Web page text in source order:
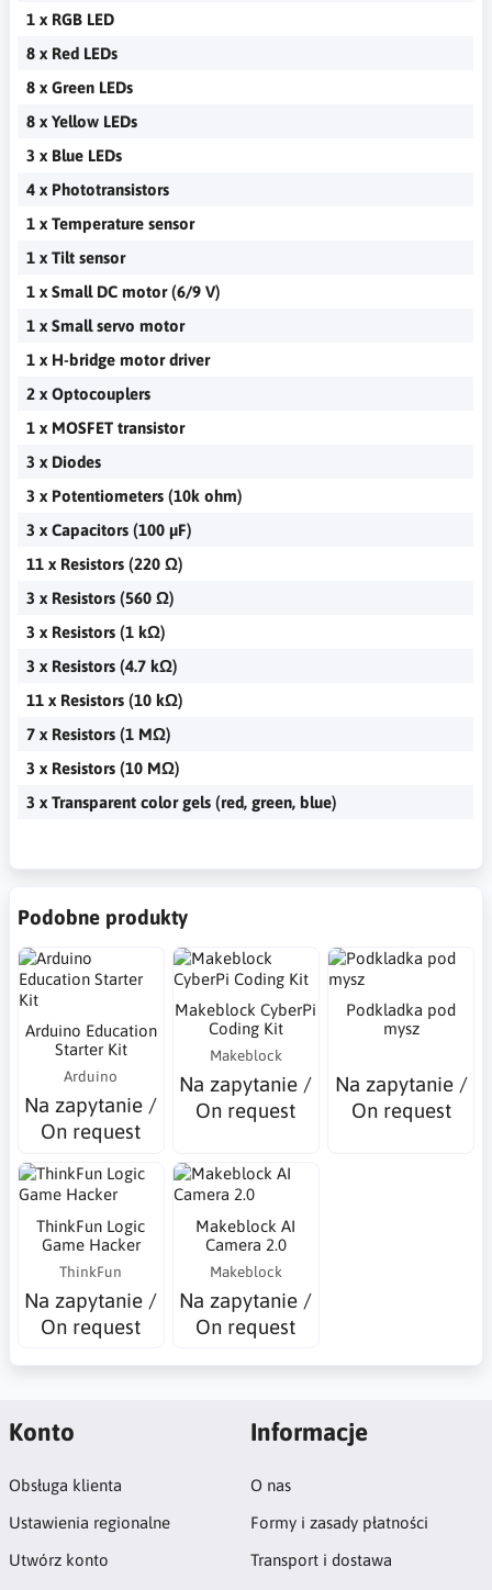
1 x RGB LED
8 x Red LEDs
8 x Green LEDs
8 x Yellow LEDs
3 x Blue LEDs
4 x Phototransistors
1 x Temperature sensor
1 x Tilt sensor
1 x Small DC motor (6/9 V)
1 x Small servo motor
1 x H-bridge motor driver
2 x Optocouplers
1 x MOSFET transistor
3 x Diodes
3 x Potentiometers (10k ohm)
3 x Capacitors (100 µF)
11 x Resistors (220 Ω)
3 x Resistors (560 Ω)
3 x Resistors (1 kΩ)
3 x Resistors (4.7 kΩ)
11 x Resistors (10 kΩ)
7 x Resistors (1 MΩ)
3 x Resistors (10 MΩ)
3 x Transparent color gels (red, green, blue)
Podobne produkty
Arduino Education
Starter Kit
Arduino
Na zapytanie /
On request
Makeblock CyberPi
Coding Kit
Makeblock
Na zapytanie /
On request
Podkladka pod
mysz
Na zapytanie /
On request
ThinkFun Logic
Game Hacker
ThinkFun
Na zapytanie /
On request
Makeblock AI
Camera 2.0
Makeblock
Na zapytanie /
On request
Konto
Obsługa klienta
Ustawienia regionalne
Utwórz konto
Informacje
O nas
Formy i zasady płatności
Transport i dostawa